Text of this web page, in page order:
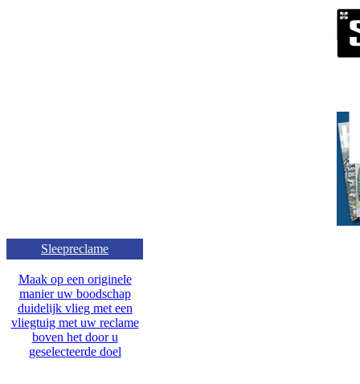
Sleepreclame
Maak op een originele
manier uw boodschap
duidelijk vlieg met een
vliegtuig met uw reclame
boven het door u
geselecteerde doel